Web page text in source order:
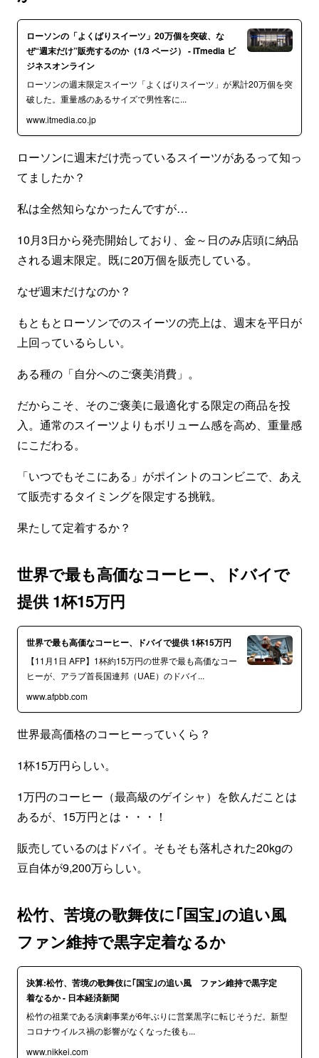
ローソンの「よくばりスイーツ」20万個を突破、な
ぜ“週末だけ”販売するのか（1/3 ページ） - ITmedia ビ
ジネスオンライン
ローソンの週末限定スイーツ「よくばりスイーツ」が累計20万個を突
破した。重量感のあるサイズで男性客に...
www.itmedia.co.jp
ローソンに週末だけ売っているスイーツがあるって知っ
てましたか？
私は全然知らなかったんですが…
10月3日から発売開始しており、金～日のみ店頭に納品
される週末限定。既に20万個を販売している。
なぜ週末だけなのか？
もともとローソンでのスイーツの売上は、週末を平日が
上回っているらしい。
ある種の「自分へのご褒美消費」。
だからこそ、そのご褒美に最適化する限定の商品を投
入。通常のスイーツよりもボリューム感を高め、重量感
にこだわる。
「いつでもそこにある」がポイントのコンビニで、あえ
て販売するタイミングを限定する挑戦。
果たして定着するか？
世界で最も高価なコーヒー、ドバイで
提供 1杯15万円
世界で最も高価なコーヒー、ドバイで提供 1杯15万円
【11月1日 AFP】1杯約15万円の世界で最も高価なコー
ヒーが、アラブ首長国連邦（UAE）のドバイ...
www.afpbb.com
世界最高価格のコーヒーっていくら？
1杯15万円らしい。
1万円のコーヒー（最高級のゲイシャ）を飲んだことは
あるが、15万円とは・・・！
販売しているのはドバイ。そもそも落札された20kgの
豆自体が9,200万らしい。
松竹、苦境の歌舞伎に｢国宝｣の追い風
ファン維持で黒字定着なるか
決算:松竹、苦境の歌舞伎に｢国宝｣の追い風 ファン維持で黒字定
着なるか - 日本経済新聞
松竹の祖業である演劇事業が6年ぶりに営業黒字に転じそうだ。新型
コロナウイルス禍の影響がなくなった後も...
www.nikkei.com